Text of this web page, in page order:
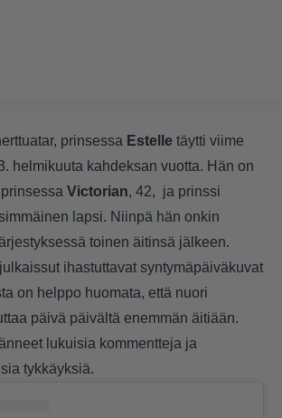
prinsessa Estelle täytti viime
helmikuuta kahdeksan vuotta. Hän on
Victorian, 42, ja prinssi
lapsi. Niinpä hän onkin
toinen äitinsä jälkeen.
ihastuttavat syntymäpäiväkuvat
on helppo huomata, että nuori
päivä päivältä enemmän äitiään.
lukuisia kommentteja ja
tykkäyksiä.